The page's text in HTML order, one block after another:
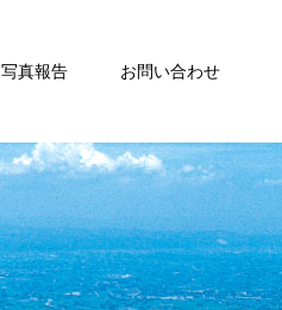
写真報告 お問い合わせ